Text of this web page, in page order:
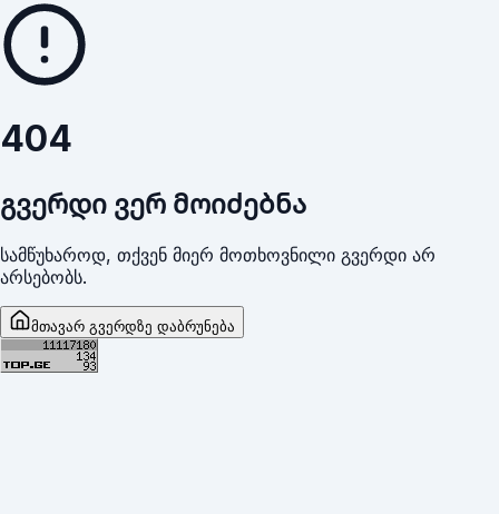
404
გვერდი ვერ მოიძებნა
სამწუხაროდ, თქვენ მიერ მოთხოვნილი გვერდი არ
არსებობს.
მთავარ გვერდზე დაბრუნება